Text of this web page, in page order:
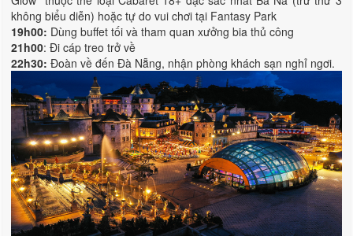
không biểu diễn) hoặc tự do vui chơi tại Fantasy Park
19h00: Dùng buffet tối và tham quan xưởng bia thủ công
21h00: Đi cáp treo trở về
22h30: Đoàn về đến Đà Nẵng, nhận phòng khách sạn nghỉ ngơi.